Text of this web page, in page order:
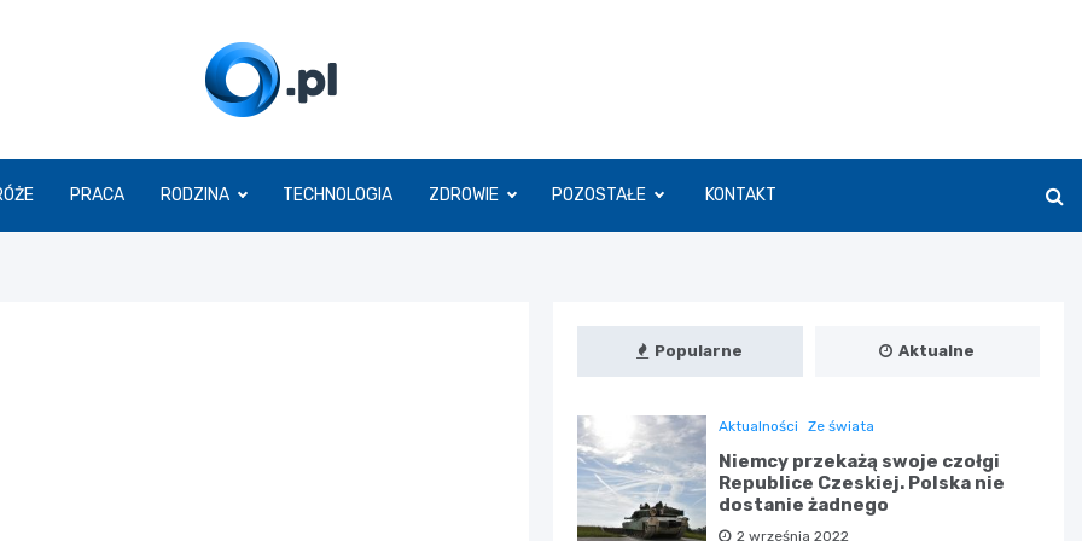
O.pl
PRACA RODZINA TECHNOLOGIA ZDROWIE POZOSTAŁE KONTAKT
Popularne Aktualne
Aktualności Ze świata
Niemcy przekażą swoje czołgi
Republice Czeskiej. Polska nie
dostanie żadnego
2 września 2022